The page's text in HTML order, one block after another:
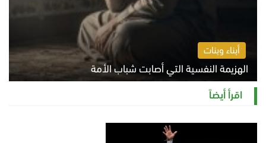
أبناء وبنات
الهزيمة النفسية التي أصابت شباب الأمة
الخميس 6 أغسطس 2026 11:12 ص
اقرأ أيضاً